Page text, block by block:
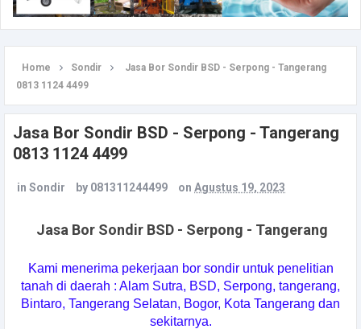
Home Sondir
Jasa Bor Sondir BSD - Serpong - Tangerang
0813 1124 4499
Jasa Bor Sondir BSD - Serpong - Tangerang
0813 1124 4499
in Sondir by 081311244499 on Agustus 19, 2023
Jasa Bor Sondir BSD - Serpong - Tangerang
Kami menerima pekerjaan bor sondir untuk penelitian
tanah di daerah : Alam Sutra, BSD, Serpong, tangerang,
Bintaro, Tangerang Selatan, Bogor, Kota Tangerang dan
sekitarnya.